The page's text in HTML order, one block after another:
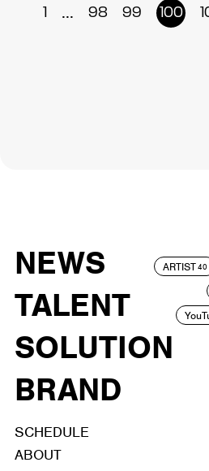
1 ... 98 99 100
NEWS
TALENT
SOLUTION
BRAND
ARTIST40
SCHEDULE
ABOUT